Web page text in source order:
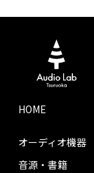
HOME
オーディオ機器
音源・書籍